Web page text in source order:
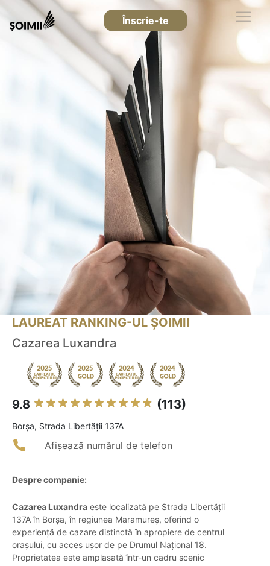
Înscrie-te
LAUREAT RANKING-UL ȘOIMII
Cazarea Luxandra
9.8 (113)
Borşa, Strada Libertății 137A
Afișează numărul de telefon
Despre companie:
Cazarea Luxandra este localizată pe Strada Libertății
137A în Borșa, în regiunea Maramureș, oferind o
experiență de cazare distinctă în apropiere de centrul
orașului, cu acces ușor de pe Drumul Național 18.
Proprietatea este amplasată într-un cadru scenic